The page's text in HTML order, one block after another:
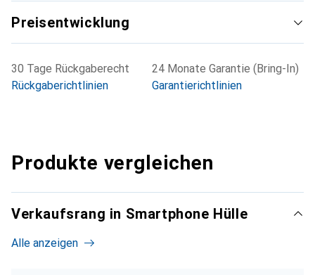
Preisentwicklung
30 Tage Rückgaberecht
Rückgaberichtlinien
24 Monate Garantie (Bring-In)
Garantierichtlinien
Produkte vergleichen
Verkaufsrang in Smartphone Hülle
Alle anzeigen